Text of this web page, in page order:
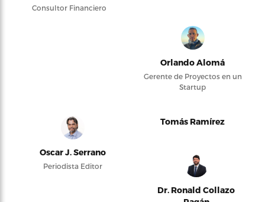
Consultor Financiero
Orlando Alomá
Gerente de Proyectos en un
Startup
Oscar J. Serrano
Periodista Editor
Tomás Ramírez
Dr. Ronald Collazo